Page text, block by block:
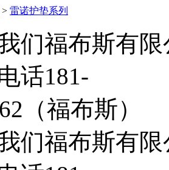
> 雷诺护垫系列